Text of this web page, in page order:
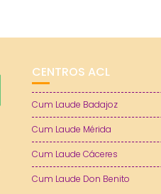
CENTROS ACL
Cum Laude Badajoz
Cum Laude Mérida
Cum Laude Cáceres
Cum Laude Don Benito